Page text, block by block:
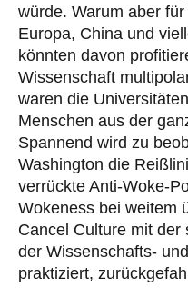
würde. Warum aber
Europa, China und
könnten davon
Wissenschaft
waren die
Menschen aus der
Spannend wird zu
Washington die
verrückte Anti-Woke-
Wokeness bei weitem
Cancel Culture mit der
der Wissenschafts-
praktiziert,